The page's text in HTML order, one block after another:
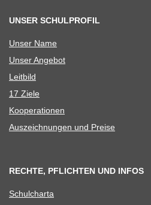
UNSER SCHULPROFIL
Unser Name
Unser Ange­bot
Leit­bild
17 Ziele
Koope­ra­tio­nen
Aus­zeich­nun­gen und Preise
RECHTE, PFLICHTEN UND INFOS
Schul­charta